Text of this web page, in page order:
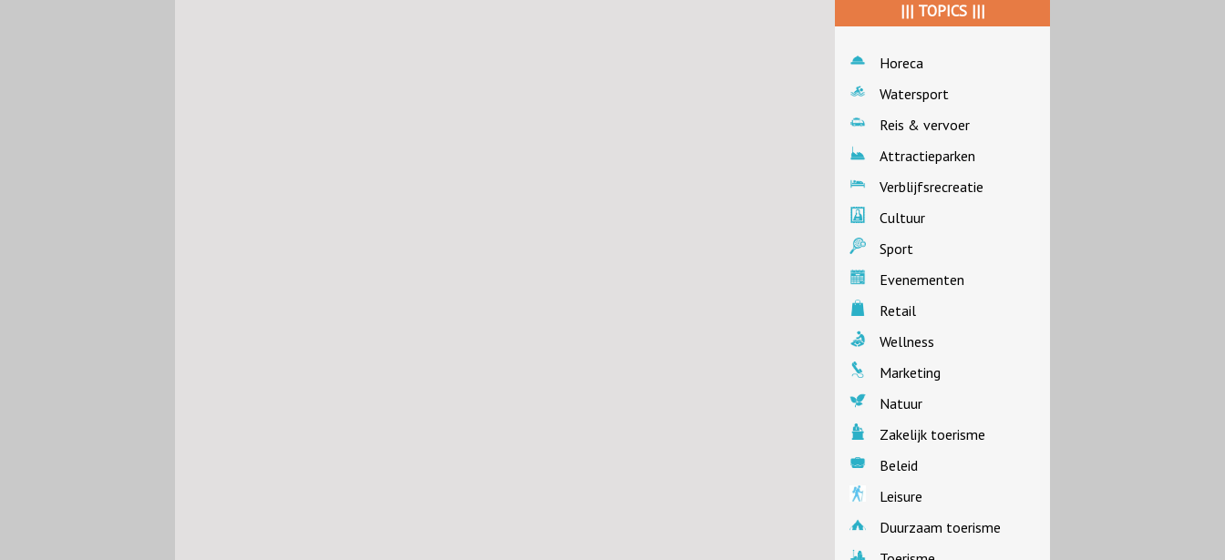
||| TOPICS |||
Horeca
Watersport
Reis & vervoer
Attractieparken
Verblijfsrecreatie
Cultuur
Sport
Evenementen
Retail
Wellness
Marketing
Natuur
Zakelijk toerisme
Beleid
Leisure
Duurzaam toerisme